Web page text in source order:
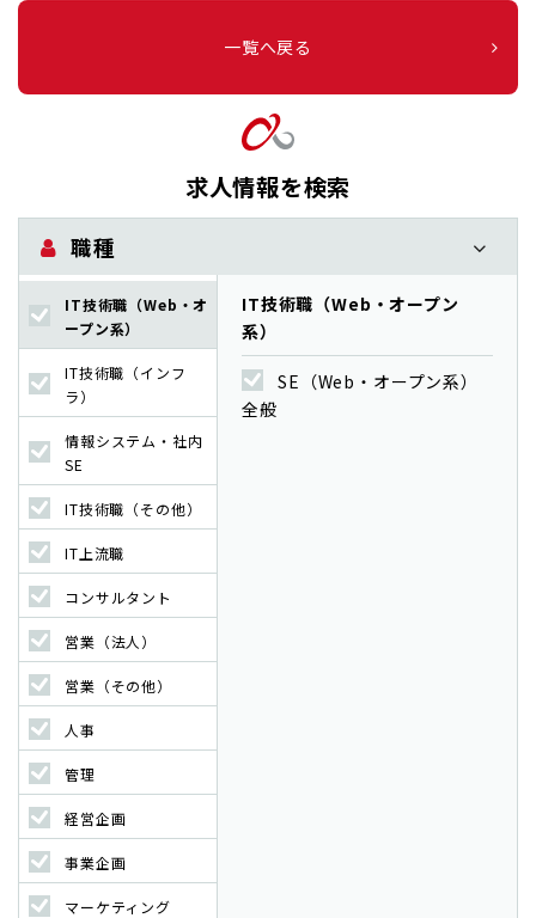
一覧へ戻る
求人情報を検索
職種
IT技術職（Web・オ
ープン系）
IT技術職（インフ
ラ）
情報システム・社内
SE
IT技術職（その他）
IT上流職
コンサルタント
営業（法人）
営業（その他）
人事
管理
経営企画
事業企画
マーケティング
IT技術職（Web・オープン
系）
SE（Web・オープン系）
全般